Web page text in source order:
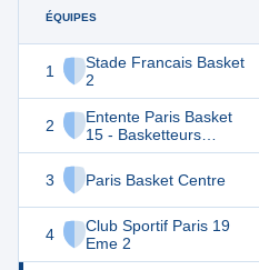
ÉQUIPES
1
Stade Francais Basket
2
2
Entente Paris Basket
15 - Basketteurs
Associes
3
Paris Basket Centre
4
Club Sportif Paris 19
Eme 2
18 9
17
15
15